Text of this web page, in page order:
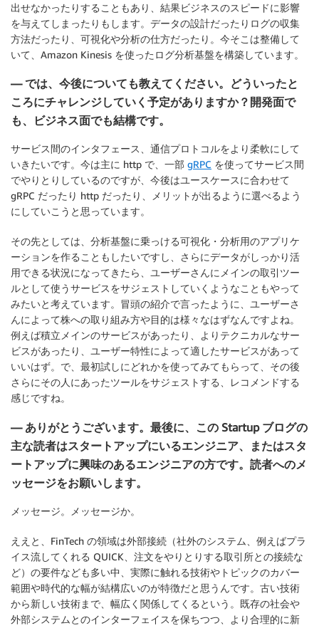
出せなかったりすることもあり、結果ビジネスのスピードに影響
を与えてしまったりもします。データの設計だったりログの収集
方法だったり、可視化や分析の仕方だったり。今そこは整備して
いて、Amazon Kinesis を使ったログ分析基盤を構築しています。
— では、今後についても教えてください。どういったと
ころにチャレンジしていく予定がありますか？開発面で
も、ビジネス面でも結構です。
サービス間のインタフェース、通信プロトコルをより柔軟にして
いきたいです。今は主に http で、一部 gRPC を使ってサービス間
でやりとりしているのですが、今後はユースケースに合わせて
gRPC だったり http だったり、メリットが出るように選べるよう
にしていこうと思っています。
その先としては、分析基盤に乗っける可視化・分析用のアプリケ
ーションを作ることもしたいですし、さらにデータがしっかり活
用できる状況になってきたら、ユーザーさんにメインの取引ツー
ルとして使うサービスをサジェストしていくようなこともやって
みたいと考えています。冒頭の紹介で言ったように、ユーザーさ
んによって株への取り組み方や目的は様々なはずなんですよね。
例えば積立メインのサービスがあったり、よりテクニカルなサー
ビスがあったり、ユーザー特性によって適したサービスがあって
いいはず。で、最初試しにどれかを使ってみてもらって、その後
さらにその人にあったツールをサジェストする、レコメンドする
感じですね。
— ありがとうございます。最後に、この Startup ブログの
主な読者はスタートアップにいるエンジニア、またはスタ
ートアップに興味のあるエンジニアの方です。読者へのメ
ッセージをお願いします。
メッセージ。メッセージか。
ええと、FinTech の領域は外部接続（社外のシステム、例えばプラ
イス流してくれる QUICK、注文をやりとりする取引所との接続な
ど）の要件なども多い中、実際に触れる技術やトピックのカバー
範囲や時代的な幅が結構広いのが特徴だと思うんです。古い技術
から新しい技術まで、幅広く関係してくるという。既存の社会や
外部システムとのインターフェイスを保ちつつ、より合理的に新